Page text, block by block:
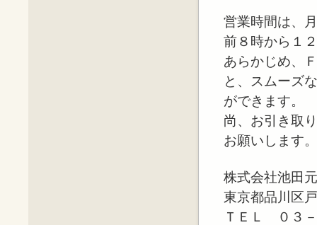
営業時間は、
前８時から１
あらかじめ、
と、スムーズ
ができます。
尚、お引き取
お願いします。
株式会社池田
東京都品川区
ＴＥＬ ０３